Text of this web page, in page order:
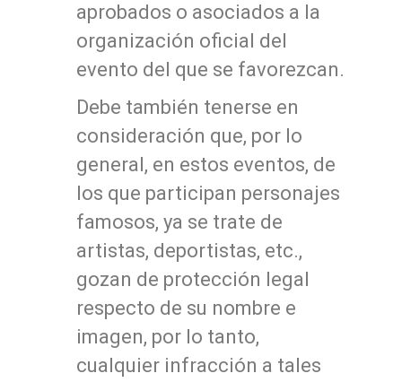
aprobados o asociados a la
organización oficial del
evento del que se favorezcan.
Debe también tenerse en
consideración que, por lo
general, en estos eventos, de
los que participan personajes
famosos, ya se trate de
artistas, deportistas, etc.,
gozan de protección legal
respecto de su nombre e
imagen, por lo tanto,
cualquier infracción a tales